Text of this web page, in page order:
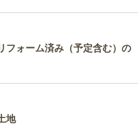
フォーム済み（予定含む）の
地